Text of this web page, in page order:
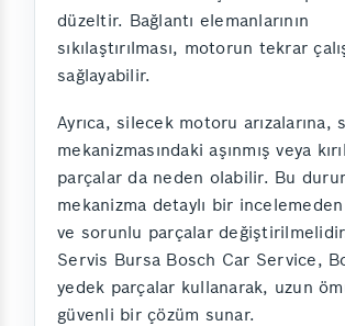
düzeltir. Bağlantı elemanlarının
sıkılaştırılması, motorun tekrar
sağlayabilir.
Ayrıca, silecek motoru arızalarına,
mekanizmasındaki aşınmış veya
parçalar da neden olabilir. Bu
mekanizma detaylı bir
ve sorunlu parçalar
Servis Bursa Bosch Car Service,
yedek parçalar kullanarak, uzun
güvenli bir çözüm sunar.